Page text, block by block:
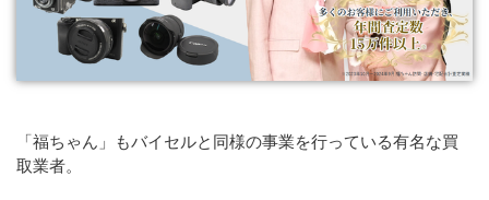
「福ちゃん」もバイセルと同様の事業を行っている有名な買
取業者。